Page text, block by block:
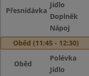
Přesnídávka
Jídlo
Doplněk
Nápoj
Oběd (11:45 - 12:30)
Oběd
Polévka
Jídlo